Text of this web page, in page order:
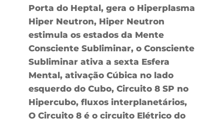
Porta do Heptal, gera o Hiperplasma
Hiper Neutron, Hiper Neutron
estimula os estados da Mente
Consciente Subliminar, o Consciente
Subliminar ativa a sexta Esfera
Mental, ativação Cúbica no lado
esquerdo do Cubo, Circuito 8 SP no
Hipercubo, fluxos interplanetários,
O Circuito 8 é o circuito Elétrico do